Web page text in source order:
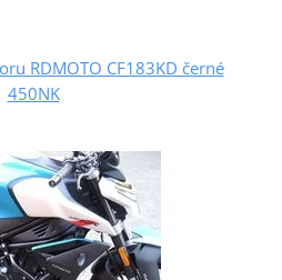
RDMOTO CF183KD černé
450NK